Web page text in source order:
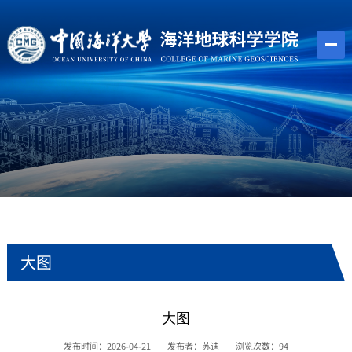
大图
​大图
发布时间：2026-04-21 发布者：苏迪 浏览次数： 94